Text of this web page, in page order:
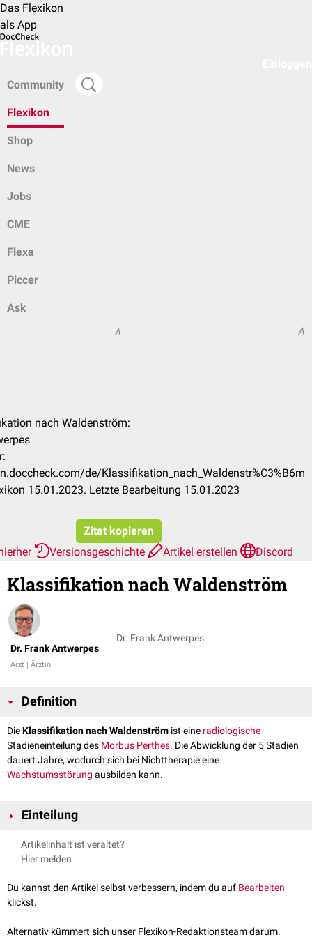
Das Flexikon
als App
Community
Flexikon
Shop
News
Jobs
CME
Flexa
Piccer
Ask
A A
nach Waldenström:
de/Klassifikation_nach_Waldenstr%C3%B6m
15.01.2023. Letzte Bearbeitung 15.01.2023
Zitat kopieren
Versionsgeschichte Artikel erstellen Discord
Klassifikation nach Waldenström
Dr. Frank Antwerpes
Arzt | Ärztin
Dr. Frank Antwerpes
Definition
DieKlassifikation nach Waldenström ist eine radiologische
Stadieneinteilung des Morbus Perthes. Die Abwicklung der 5 Stadien
dauert Jahre, wodurch sich bei Nichttherapie eine
Wachstumsstörung ausbilden kann.
Einteilung
Initialstadium
Durchblutungsstörung
eine Wachstumsretardierungdes Hüftkopfkerns zu sehen. Zusätzlich
kann eine Gelenkspaltvergrößerung bestehen.
Artikelinhalt ist veraltet?
Hier melden
Du kannst den Artikel selbst verbessern, indem du auf Bearbeiten
klickst.
Alternativ kümmert sich unser Flexikon-Redaktionsteam darum.